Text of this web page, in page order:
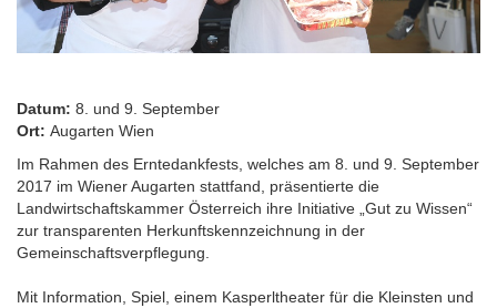
Datum: 8. und 9. September
Ort: Augarten Wien
Im Rahmen des Erntedankfests, welches am 8. und 9. September
2017 im Wiener Augarten stattfand, präsentierte die
Landwirtschaftskammer Österreich ihre Initiative „Gut zu Wissen“
zur transparenten Herkunftskennzeichnung in der
Gemeinschaftsverpflegung.
Mit Information, Spiel, einem Kasperltheater für die Kleinsten und